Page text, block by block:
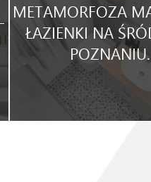
METAMORFOZA
ŁAZIENKI NA
POZNANIU.